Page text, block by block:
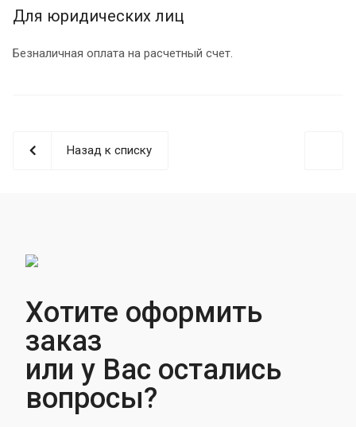
Для юридических лиц
Безналичная оплата на расчетный счет.
Назад к списку
Хотите оформить
заказ
или у Вас остались
вопросы?